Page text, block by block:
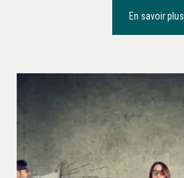
En savoir plus